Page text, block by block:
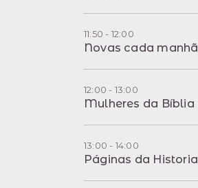
11:50 - 12:00
Novas cada manhã
12:00 - 13:00
Mulheres da Bíblia
13:00 - 14:00
Páginas da Historia